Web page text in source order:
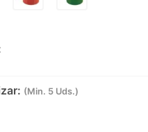
(Min. 5 Uds.)